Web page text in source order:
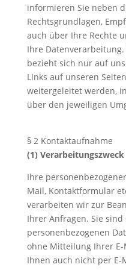
informieren Sie neben
Rechtsgrundlagen,
auch über Ihre Rechte
Ihre
bezieht sich nur auf
Links auf unseren
weitergeleitet werden,
über den jeweiligen
§ 2 Kontaktaufnahme
(1) Verarbeitungszweck
Ihre
Mail, Kontaktformular
verarbeiten wir zur
Ihrer Anfragen. Sie
personenbezogenen
ohne Mitteilung Ihrer
Ihnen auch nicht per E-